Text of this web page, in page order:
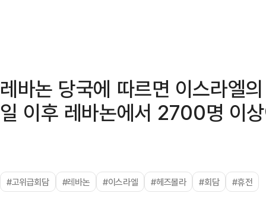
레바논 당국에 따르면 이스라엘
일 이후 레바논에서 2700명 이
#고위급회담 #레바논 #이스라엘 #헤즈볼라 #회담 #휴전